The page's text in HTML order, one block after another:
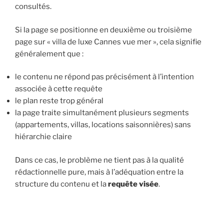
consultés.
Si la page se positionne en deuxième ou troisième
page sur « villa de luxe Cannes vue mer », cela signifie
généralement que :
le contenu ne répond pas précisément à l’intention
associée à cette requête
le plan reste trop général
la page traite simultanément plusieurs segments
(appartements, villas, locations saisonnières) sans
hiérarchie claire
Dans ce cas, le problème ne tient pas à la qualité
rédactionnelle pure, mais à l’adéquation entre la
structure du contenu et larequête visée.